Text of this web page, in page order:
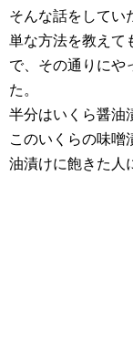
そんな話をしてい
単な方法を教えて
で、その通りにや
た。
半分はいくら醤油
このいくらの味噌
油漬けに飽きた人